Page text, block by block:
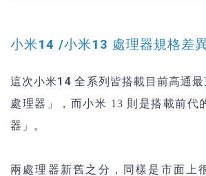
小米14 /小米13 處理器規格差
這次小米14 全系列皆搭載目前高通
處理器」，而小米 13 則是搭載前代
器」。
兩處理器新舊之分，同樣是市面上